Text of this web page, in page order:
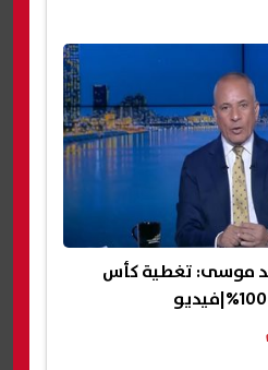
2026.. أحمد موسى: تغطية كأس